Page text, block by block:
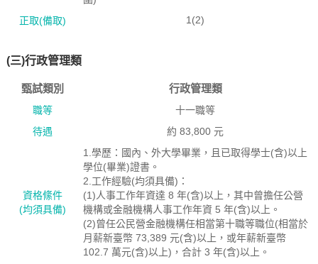
正取(備取)
1(2)
(三)行政管理類
甄試類別 行政管理類
職等
十一職等
待遇
約 83,800 元
資格絛件
(均須具備)
1.學歷：國內、外大學畢業，且已取得學士(含)以上
學位(畢業)證書。
2.工作經驗(均須具備)：
(1)人事工作年資達 8 年(含)以上，其中曾擔任公營
機構或金融機構人事工作年資 5 年(含)以上。
(2)曾任公民營金融機構任相當第十職等職位(相當於
月薪新臺幣 73,389 元(含)以上，或年薪新臺幣
102.7 萬元(含)以上)，合計 3 年(含)以上。